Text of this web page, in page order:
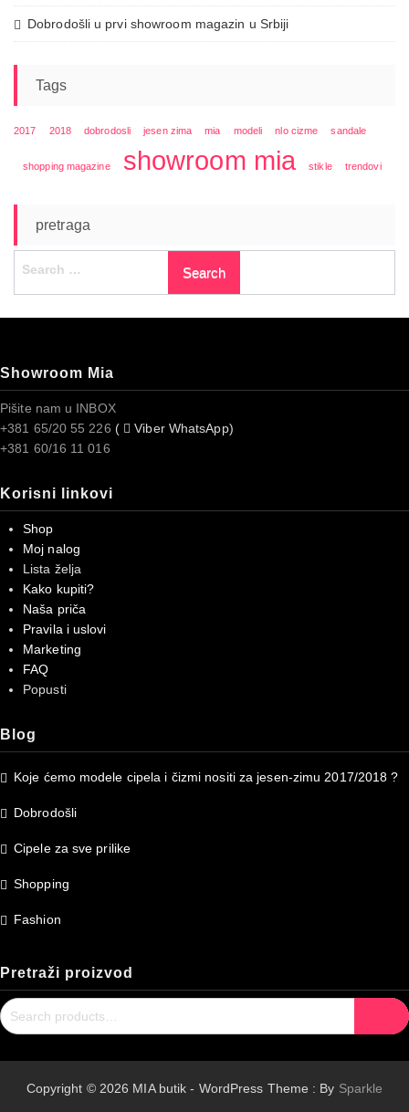
Dobrodošli u prvi showroom magazin u Srbiji
Tags
2017 2018 dobrodosli jesen zima mia modeli nlo cizme sandale
shopping magazine showroom mia stikle trendovi
pretraga
Showroom Mia
Pišite nam u INBOX
+381 65/20 55 226 (
Viber WhatsApp)
+381 60/16 11 016
Korisni linkovi
Shop
Moj nalog
Lista želja
Kako kupiti?
Naša priča
Pravila i uslovi
Marketing
FAQ
Popusti
Blog
Koje ćemo modele cipela i čizmi nositi za jesen-zimu 2017/2018 ?
Dobrodošli
Cipele za sve prilike
Shopping
Fashion
Pretraži proizvod
Search
for:
Copyright © 2026 MIA butik - WordPress Theme : By Sparkle